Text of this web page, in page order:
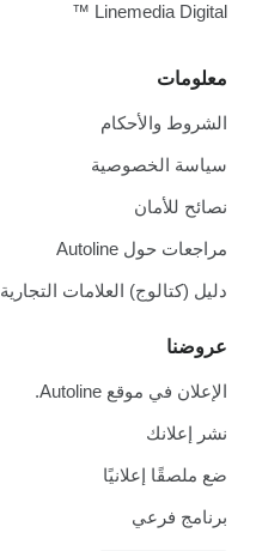
معلومات
الشروط والأحكام
سياسة الخصوصية
نصائح للأمان
مراجعات حول Autoline
دليل (كتالوج) العلامات التجارية
عروضنا
الإعلان في موقع Autoline.
نشر إعلانك
ضع ملصقًا إعلانيًا
برنامج فرعي
Linemedia Digital ™